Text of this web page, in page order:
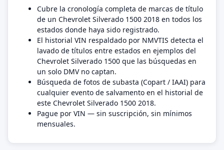
Cubre la cronología completa de marcas de título
de un Chevrolet Silverado 1500 2018 en todos los
estados donde haya sido registrado.
El historial VIN respaldado por NMVTIS detecta el
lavado de títulos entre estados en ejemplos del
Chevrolet Silverado 1500 que las búsquedas en
un solo DMV no captan.
Búsqueda de fotos de subasta (Copart / IAAI) para
cualquier evento de salvamento en el historial de
este Chevrolet Silverado 1500 2018.
Pague por VIN — sin suscripción, sin mínimos
mensuales.